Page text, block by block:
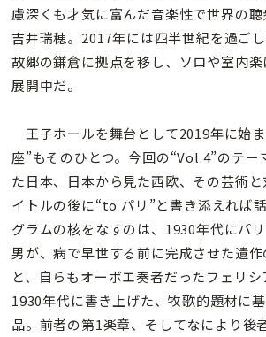
慮深くも才気に富んだ音楽性で世界の
吉井瑞穂。2017年には四半世紀を過ご
故郷の鎌倉に拠点を移し、ソロや室内
展開中だ。
王子ホールを舞台として2019年に始
座”もそのひとつ。今回の“Vol.4”のテー
た日本、日本から見た西欧、その芸術
イトルの後に“to パリ”と書き添えれば
グラムの核をなすのは、1930年代にパ
男が、病で早世する前に完成させた遺作
と、自らもオーボエ奏者だったフェリ
1930年代に書き上げた、牧歌的題材に
品。前者の第1楽章、そしてなにより後